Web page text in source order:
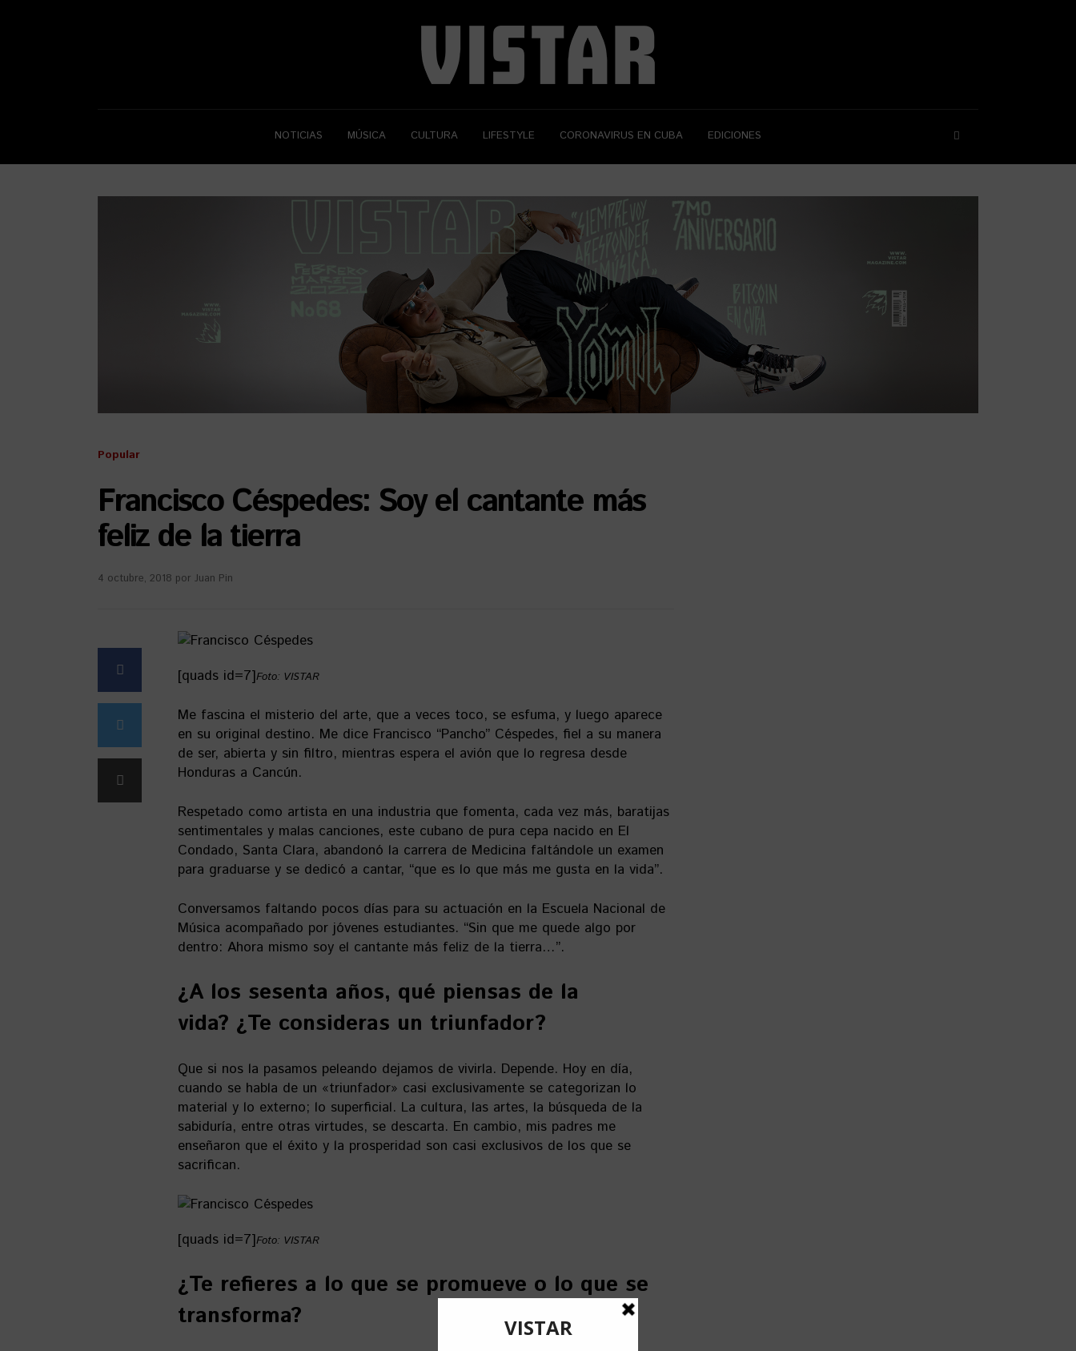
NOTICIAS MÚSICA CULTURA LIFESTYLE CORONAVIRUS EN CUBA EDICIONES
Popular
Francisco Céspedes: Soy el cantante más
feliz de la tierra
4 octubre, 2018 por Juan Pin
[quads id=7]Foto: VISTAR
Me fascina el misterio del arte, que a veces toco, se esfuma, y luego aparece
en su original destino. Me dice Francisco “Pancho” Céspedes, fiel a su manera
de ser, abierta y sin filtro, mientras espera el avión que lo regresa desde
Honduras a Cancún.
Respetado como artista en una industria que fomenta, cada vez más, baratijas
sentimentales y malas canciones, este cubano de pura cepa nacido en El
Condado, Santa Clara, abandonó la carrera de Medicina faltándole un examen
para graduarse y se dedicó a cantar, “que es lo que más me gusta en la vida”.
Conversamos faltando pocos días para su actuación en la Escuela Nacional de
Música acompañado por jóvenes estudiantes. “Sin que me quede algo por
dentro: Ahora mismo soy el cantante más feliz de la tierra…”.
¿A los sesenta años, qué piensas de la
vida? ¿Te consideras un triunfador?
Que si nos la pasamos peleando dejamos de vivirla. Depende. Hoy en día,
cuando se habla de un «triunfador» casi exclusivamente se categorizan lo
material y lo externo; lo superficial. La cultura, las artes, la búsqueda de la
sabiduría, entre otras virtudes, se descarta. En cambio, mis padres me
enseñaron que el éxito y la prosperidad son casi exclusivos de los que se
sacrifican.
[quads id=7]Foto: VISTAR
¿Te refieres a lo que se promueve o lo que se
transforma?